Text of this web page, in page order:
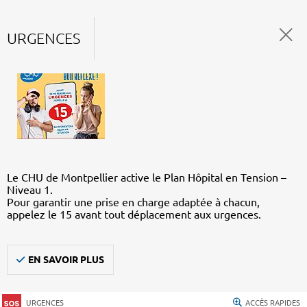
URGENCES
Le CHU de Montpellier active le Plan Hôpital en Tension –
Niveau 1.
Pour garantir une prise en charge adaptée à chacun,
appelez le 15 avant tout déplacement aux urgences.
EN SAVOIR PLUS
URGENCES ACCÈS RAPIDES